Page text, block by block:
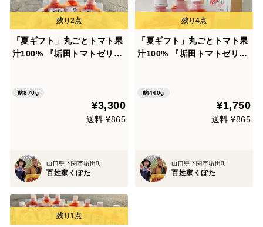
「夏ギフト」丸ごとトマト果
汁100% 『垢田トマトゼリ
約870g
¥3,300
送料 ¥865
山口県下関市垢田町
百姓家くぼた
「夏ギフト」丸ごとトマト果
汁100% 『垢田トマトゼリ
約440g
¥1,750
送料 ¥865
山口県下関市垢田町
百姓家くぼた